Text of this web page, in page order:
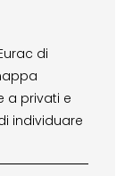
di
a privati e
individuare